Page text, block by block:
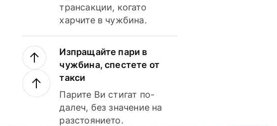
трансакции, когато
харчите в чужбина.
Изпращайте пари в
чужбина, спестете от
такси
Парите Ви стигат по-
далеч, без значение на
разстоянието.